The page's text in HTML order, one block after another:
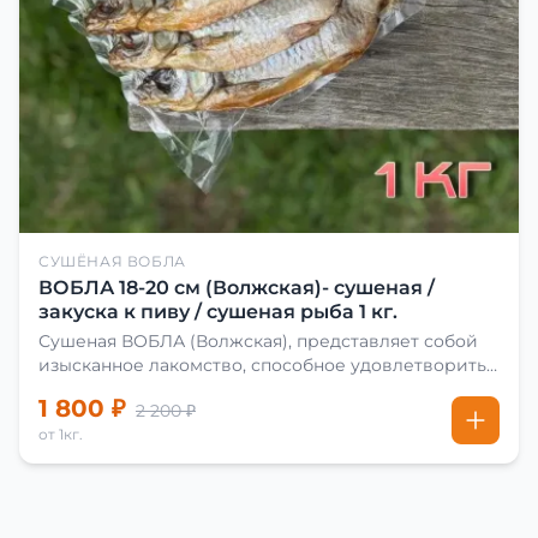
СУШЁНАЯ ВОБЛА
ВОБЛА 18-20 см (Волжская)- сушеная /
закуска к пиву / сушеная рыба 1 кг.
Сушеная ВОБЛА (Волжская), представляет собой
изысканное лакомство, способное удовлетворить
сделать вяленую воблу, её сначала хорошо солят.
Для этого используют старые рецепты и
современные способы. Благодаря этому рыба
1 800 ₽ 2 200 ₽
от 1кг.